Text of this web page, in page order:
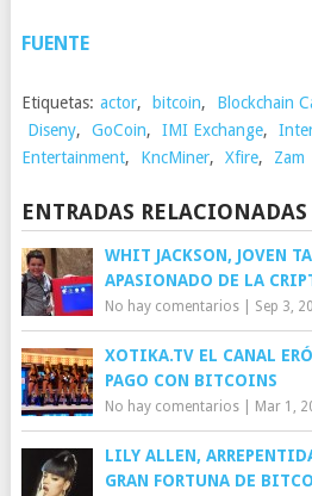
FUENTE
Etiquetas: actor, bitcoin, Blockchain
Diseny, GoCoin, IMI Exchange,
Entertainment, KncMiner, Xfire, Zam
ENTRADAS RELACIONADAS
WHIT JACKSON, JOVEN
APASIONADO DE LA
No hay comentarios| Sep 3,
XOTIKA.TV EL CANAL
PAGO CON BITCOINS
No hay comentarios| Mar 1,
LILY ALLEN,
GRAN FORTUNA DE